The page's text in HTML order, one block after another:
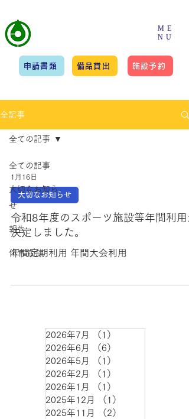
申請書類 備品貸出
ME
NU
施設予約
全記事
全ての記事
大切なお知ら
せ
報告
体育協会
全ての記事
1月16日
大切なお知らせ
令和8年度のスポーツ施設等年間利用
決定しました。
年間定期利用 年間大会利用
2026年7月 （1）
2026年6月
（6）
2026年5月
（1）
2026年2月
（1）
2026年1月
（1）
2025年12月
（1）
2025年11月
（2）